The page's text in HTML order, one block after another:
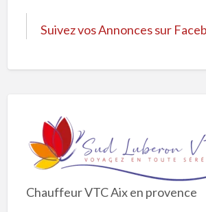
Suivez vos Annonces sur
Chauffeur VTC Aix en provence